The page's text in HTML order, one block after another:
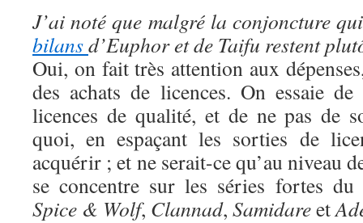
J’ai noté que malgré la conjoncture
bilansd’Euphor et de Taifu restent
Oui, on fait très attention aux
des achats de licences. On essaie
licences de qualité, et de ne pas de
quoi, en espaçant les sorties de
acquérir ; et ne serait-ce qu’au niveau
se concentre sur les séries fortes du
Spice & Wolf, Clannad, Samidareet